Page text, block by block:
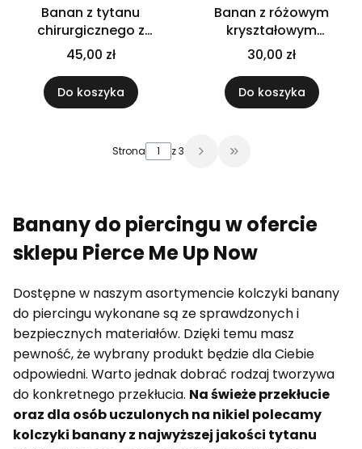
Banan z tytanu
chirurgicznego z
białymi cyrkoniami
45,00 zł
Do koszyka
Banan z różowym
kryształowym
motylkiem
30,00 zł
Do koszyka
Strona z 3 Przejdź do ostatniej
Banany do piercingu w ofercie
sklepu Pierce Me Up Now
Dostępne w naszym asortymencie kolczyki banany
do piercingu wykonane są ze sprawdzonych i
bezpiecznych materiałów. Dzięki temu masz
pewność, że wybrany produkt będzie dla Ciebie
odpowiedni. Warto jednak dobrać rodzaj tworzywa
do konkretnego przekłucia. Na świeże przekłucie
oraz dla osób uczulonych na nikiel polecamy
kolczyki banany z najwyższej jakości tytanu